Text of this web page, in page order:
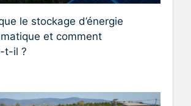
le stockage d’énergie
et comment
t-il ?